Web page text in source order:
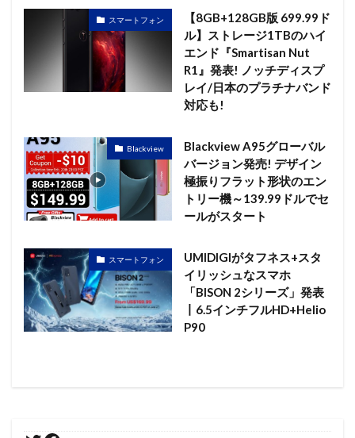
スマートフォン
【8GB+128GB版 699.99ド
ル】ストレージ1TBのハイ
エンド『Smartisan Nut
R1』発表! ノッチディスプ
レイ/日本のプラチナバンド
対応も!
Blackview
Blackview A95グローバル
バージョン発売! デザイン
極振りフラット形状のエン
トリー機～139.99ドルでセ
ールがスタート
スマートフォン
UMIDIGIがタフネス+スタ
イリッシュなスマホ
「BISON 2シリーズ」発表
丨6.5インチフルHD+Helio
P90